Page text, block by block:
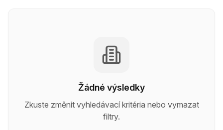
Žádné výsledky
Zkuste změnit vyhledávací kritéria nebo vymazat
filtry.